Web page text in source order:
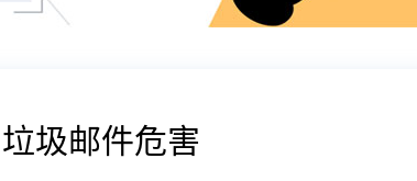
垃圾邮件危害